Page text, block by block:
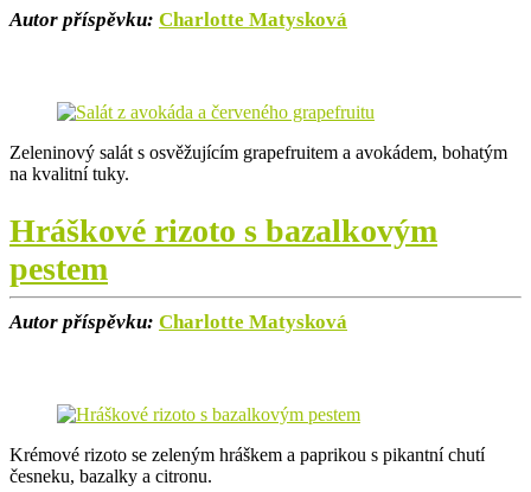
Autor příspěvku: Charlotte Matysková
Zeleninový salát s osvěžujícím grapefruitem a avokádem, bohatým
na kvalitní tuky.
Hráškové rizoto s bazalkovým
pestem
Autor příspěvku: Charlotte Matysková
Krémové rizoto se zeleným hráškem a paprikou s pikantní chutí
česneku, bazalky a citronu.